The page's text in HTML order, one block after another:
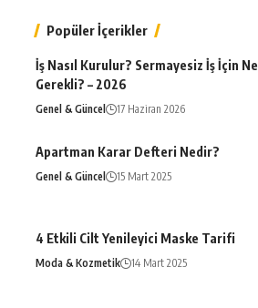
Popüler İçerikler
İş Nasıl Kurulur? Sermayesiz İş İçin Ne
Gerekli? – 2026
Genel & Güncel 17 Haziran 2026
Apartman Karar Defteri Nedir?
Genel & Güncel 15 Mart 2025
4 Etkili Cilt Yenileyici Maske Tarifi
Moda & Kozmetik 14 Mart 2025